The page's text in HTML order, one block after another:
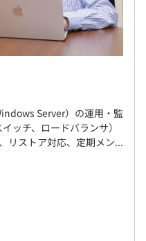
Server）の運用・監
ッチ、ロードバランサ）
リストア対応、定期メン...